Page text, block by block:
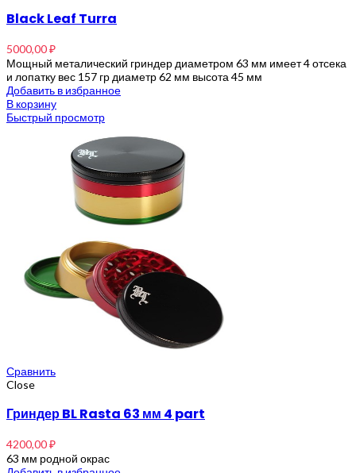
Black Leaf Turra
5000,00₽
Мощный металический гриндер диаметром 63 мм имеет 4 отсека
и лопатку вес 157 гр диаметр 62 мм высота 45 мм
Добавить в избранное
В корзину
Быстрый просмотр
Сравнить
Close
Гриндер BL Rasta 63 мм 4 part
4200,00₽
63 мм родной окрас